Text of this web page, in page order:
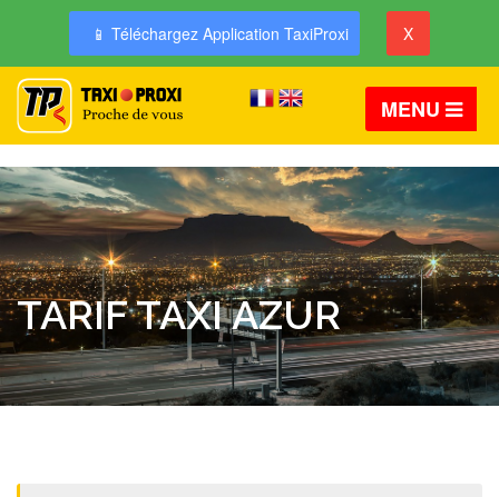
📱 Téléchargez Application TaxiProxi X
MENU
TARIF TAXI AZUR